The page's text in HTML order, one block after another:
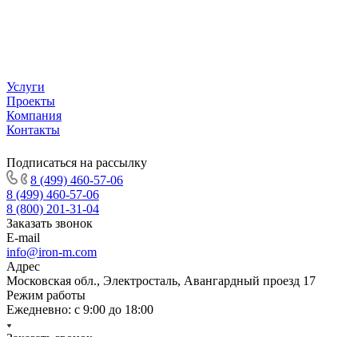
Услуги
Проекты
Компания
Контакты
Подписаться на рассылку
8 (499) 460-57-06
8 (499) 460-57-06
8 (800) 201-31-04
Заказать звонок
E-mail
info@iron-m.com
Адрес
Московская обл., Электросталь, Авангардный проезд 17
Режим работы
Ежедневно: с 9:00 до 18:00